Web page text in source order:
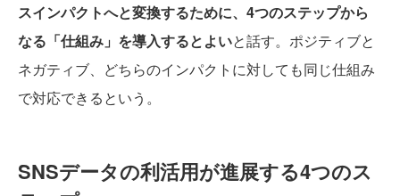
スインパクトへと変換するために、4つのステップから
なる「仕組み」を導入するとよいと話す。ポジティブと
ネガティブ、どちらのインパクトに対しても同じ仕組み
で対応できるという。
SNSデータの利活用が進展する4つのス